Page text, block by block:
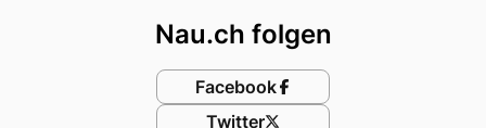
Nau.ch folgen
Facebook
Twitter